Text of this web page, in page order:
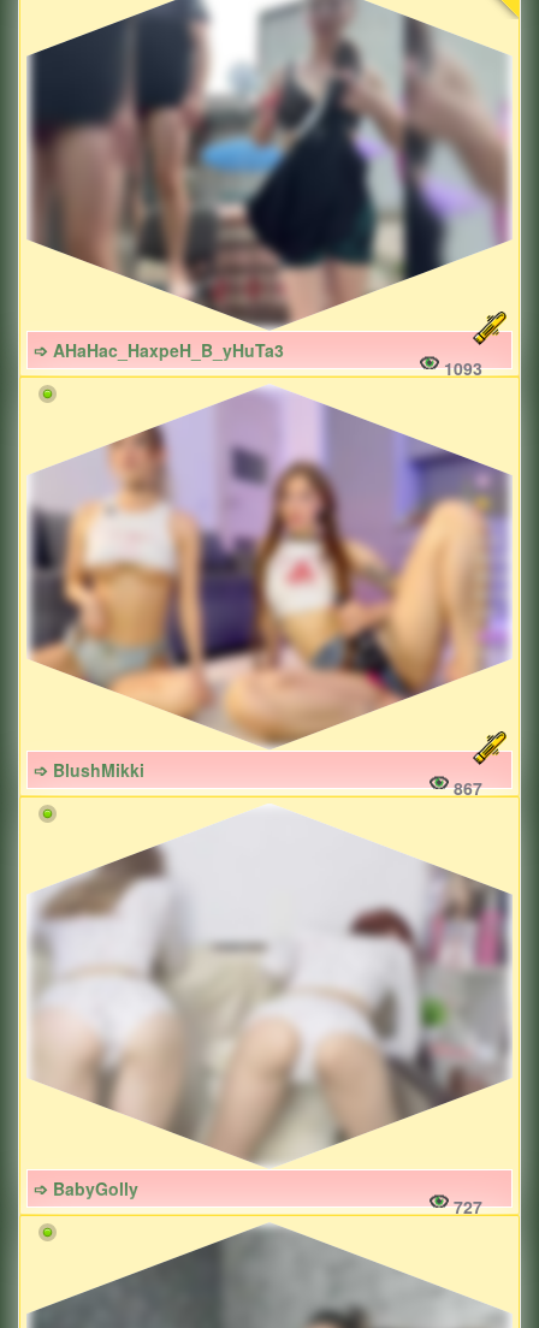
➩ AHaHac_HaxpeH_B_yHuTa3
1093
➩ BlushMikki
867
➩ BabyGolly
727